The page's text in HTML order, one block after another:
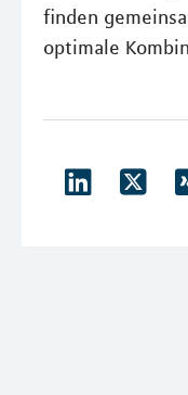
finden
optimale